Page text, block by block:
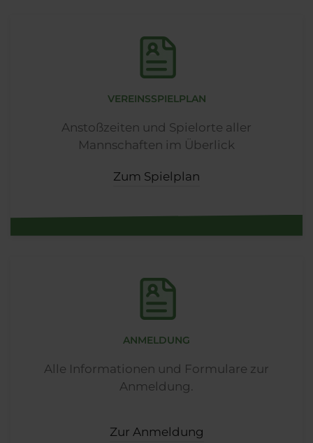
VEREINSSPIELPLAN
Anstoßzeiten und Spielorte aller
Mannschaften im Überlick
Zum Spielplan
ANMELDUNG
Alle Informationen und Formulare zur
Anmeldung.
Zur Anmeldung